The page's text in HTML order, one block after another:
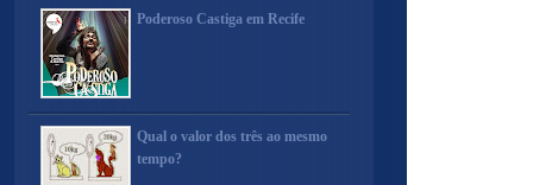
Poderoso Castiga em Recife
Qual o valor dos três ao mesmo
tempo?